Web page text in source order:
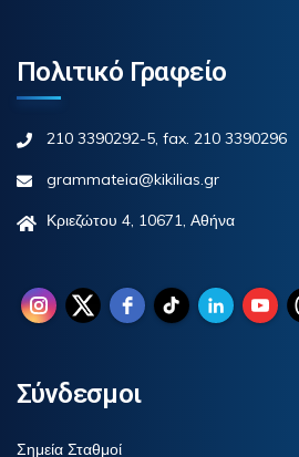
Πολιτικό Γραφείο
210 3390292-5, fax. 210 3390296
grammateia@kikilias.gr
Κριεζώτου 4, 10671, Αθήνα
Σύνδεσμοι
Σημεία Σταθμοί